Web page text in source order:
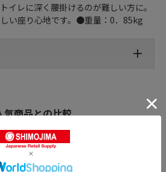
イレに深く腰掛けるのが難しい方に。
い座り心地です。●重量：0．85kg
商品との比較